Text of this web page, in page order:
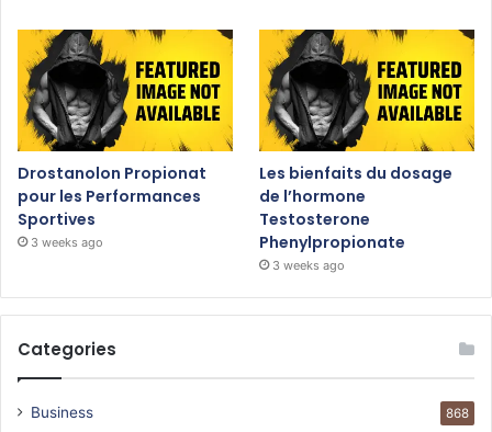
Drostanolon Propionat
pour les Performances
Sportives
3 weeks ago
Les bienfaits du dosage
de l’hormone
Testosterone
Phenylpropionate
3 weeks ago
Categories
Business 868